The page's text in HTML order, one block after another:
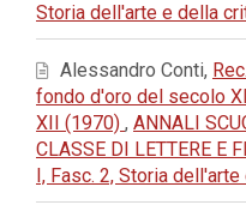
Storia dell'arte e della
Alessandro Conti,
fondo d'oro del secolo
XII (1970) , ANNALI
CLASSE DI LETTERE E
I, Fasc. 2, Storia